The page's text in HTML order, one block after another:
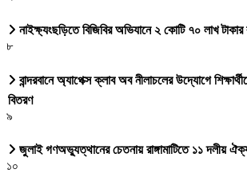
নাইক্ষ্যংছড়িতে বিজিবির অভিযানে ২ কোটি ৭০ লাখ টাকার
৮
বান্দরবানে অ্যাপেক্স ক্লাব অব নীলাচলের উদ্যোগে
বিতরণ
৯
জুলাই গণঅভ্যুত্থানের চেতনায় রাঙ্গামাটিতে ১১ দলীয়
১০